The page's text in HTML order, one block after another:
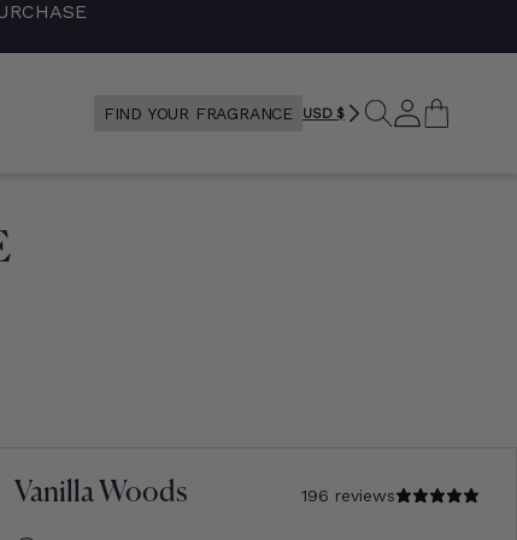
FIND YOUR FRAGRANCE USD $ RECHERCHE
LOG
IN
Vanilla Woods 196 reviews